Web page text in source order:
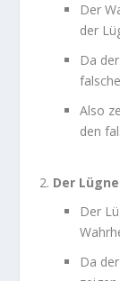
Der
der
Da
Also
den
Der
Der
Da